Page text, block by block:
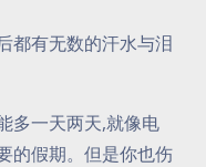
都有无数的汗水与泪
多一天两天,就像电
的假期。但是你也伤